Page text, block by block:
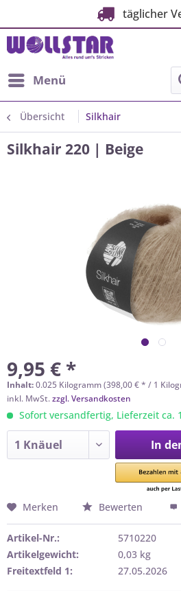
täglicher
Menü
Übersicht Silkhair
Silkhair 220 | Beige
9,95 € *
Inhalt:0.025 Kilogramm (398,00 € * / 1
inkl. MwSt.zzgl. Versandkosten
Sofort versandfertig, Lieferzeit ca.
In
Merken Bewerten
Artikel-Nr.:
5710220
Artikelgewicht:
0,03 kg
Freitextfeld 1:
27.05.2026